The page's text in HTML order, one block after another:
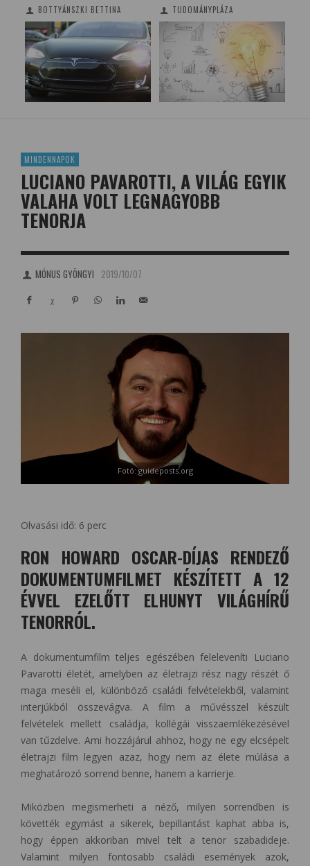
BOTTYÁNSZKI BETTINA TUDOMÁNYPLÁZA
MINDENNAPOK
LUCIANO PAVAROTTI, A VILÁG EGYIK
VALAHA VOLT LEGNAGYOBB
TENORJA
MÓNUS GYÖNGYI 2019/10/07
Fotó: guideposts.org
Olvasási idő: 6 perc
RON HOWARD OSCAR-DÍJAS RENDEZŐ
DOKUMENTUMFILMET KÉSZÍTETT A 12
ÉVVEL EZELŐTT ELHUNYT VILÁGHÍRŰ
TENORRÓL.
A dokumentumfilm teljes egészében feleleveníti Luciano
Pavarotti életét, amelyben az életrajzi rész nagy részét ő
maga meséli el, különböző családi felvételekből, valamint
interjúkból összevágva. A film a művésszel készült
felvételek mellett családja, kollégái visszaemlékezésével
van tűzdelve. Ami hozzájárul ahhoz, hogy ne egy elcsépelt
életrajzi film legyen azaz, hogy nem az élete múlása a
meghatározó sorrend benne, hanem a karrierje.
Miközben megismerheti a néző, milyen sorrendben is
követték egymást a sikerek, bepillantást kaphat abba is,
hogy éppen akkoriban mivel telt a tenor szabadideje.
Valamint milyen fontosabb családi események azok,